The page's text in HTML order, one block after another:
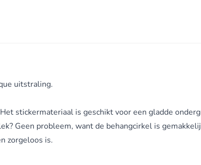
uitstraling.
stickermateriaal is geschikt voor een gladde
Geen probleem, want de behangcirkel is
zorgeloos is.